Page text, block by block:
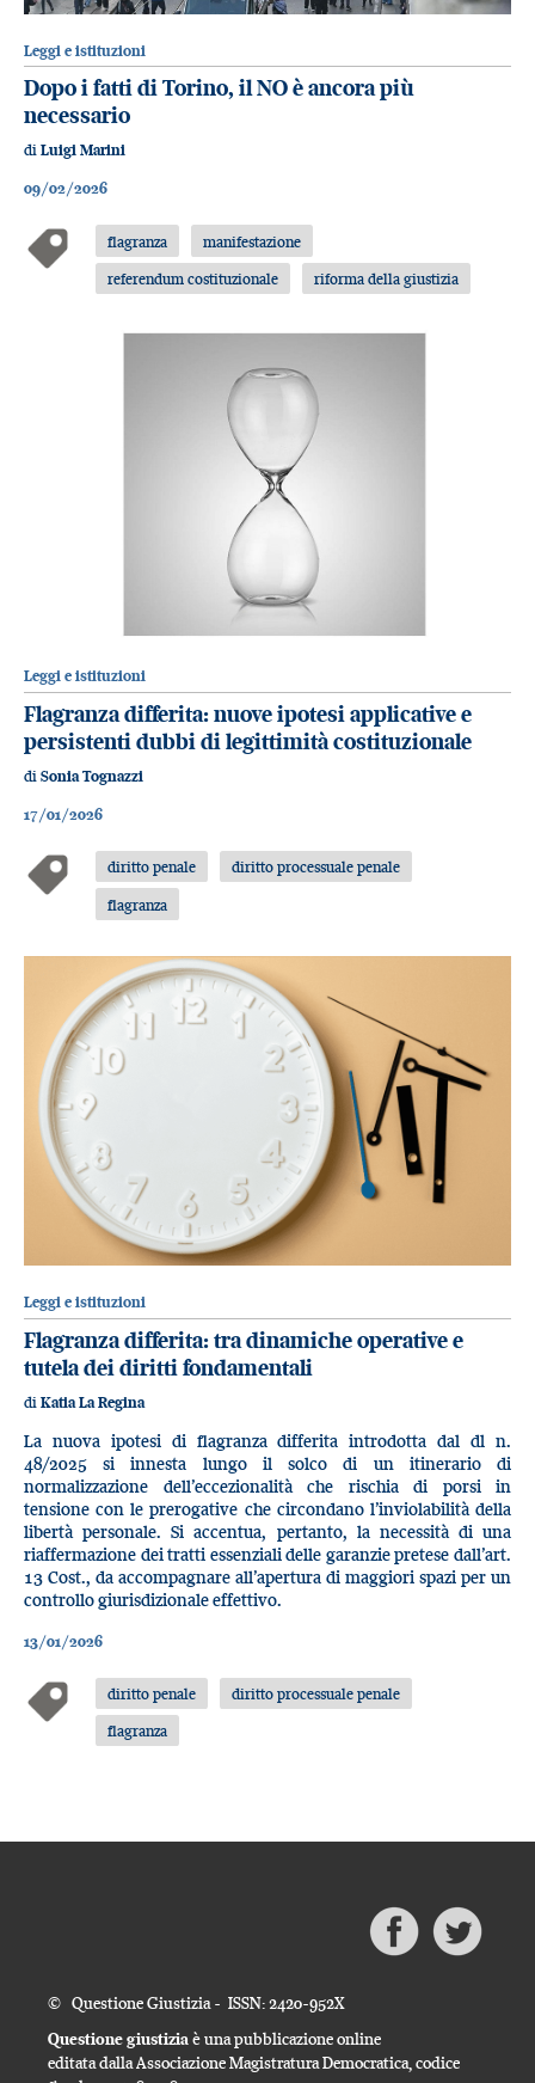
Leggi e istituzioni
Dopo i fatti di Torino, il NO è ancora più
necessario
di Luigi Marini
09/02/2026
flagranza
manifestazione
referendum costituzionale
riforma della giustizia
Leggi e istituzioni
Flagranza differita: nuove ipotesi applicative e
persistenti dubbi di legittimità costituzionale
di Sonia Tognazzi
17/01/2026
diritto penale
diritto processuale penale
flagranza
Leggi e istituzioni
Flagranza differita: tra dinamiche operative e
tutela dei diritti fondamentali
di Katia La Regina
La nuova ipotesi di flagranza differita introdotta dal dl n.
48/2025 si innesta lungo il solco di un itinerario di
normalizzazione dell’eccezionalità che rischia di porsi in
tensione con le prerogative che circondano l’inviolabilità della
libertà personale. Si accentua, pertanto, la necessità di una
riaffermazione dei tratti essenziali delle garanzie pretese dall’art.
13 Cost., da accompagnare all’apertura di maggiori spazi per un
controllo giurisdizionale effettivo.
13/01/2026
diritto penale
diritto processuale penale
flagranza
© Questione Giustizia - ISSN: 2420-952X
Questione giustiziaè una pubblicazione online
editata dalla Associazione Magistratura Democratica, codice